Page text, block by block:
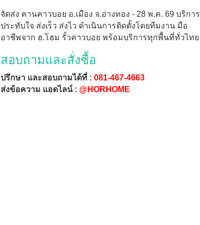
จัดส่ง คานคาวบอย อ.เมือง จ.อ่างทอง - 28 พ.ค. 69 บริการ
ประทับใจ ส่งเร็ว ส่งไว ดำเนินการติดตั้งโดยทีมงาน มือ
อาชีพจาก ฮ.โฮม รั้วคาวบอย พร้อมบริการทุกพื้นที่ทั่วไทย
สอบถามและสั่งซื้อ
ปรึกษา และสอบถามได้ที่ : 081-467-4663
ส่งข้อความ แอดไลน์ : @HORHOME